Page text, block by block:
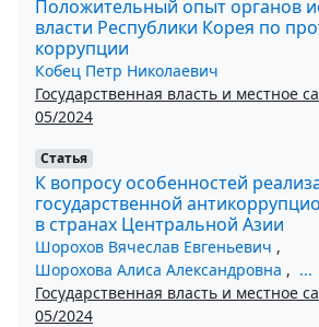
Положительный опыт органов
власти Республики Корея по
коррупции
Кобец Петр Николаевич
Государственная власть и местное
05/2024
Статья
К вопросу особенностей
государственной
в странах Центральной Азии
Шорохов Вячеслав Евгеньевич ,
Шорохова Алиса Александровна , ...
Государственная власть и местное
05/2024